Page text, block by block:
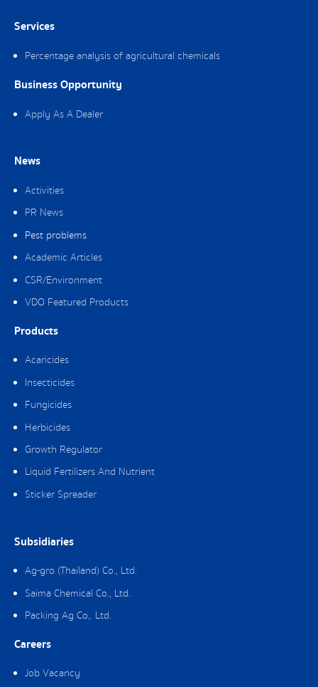
Services
Percentage analysis of agricultural chemicals
Business Opportunity
Apply As A Dealer
News
Activities
PR News
Pest problems
Academic Articles
CSR/Environment
VDO Featured Products
Products
Acaricides
Insecticides
Fungicides
Herbicides
Growth Regulator
Liquid Fertilizers And Nutrient
Sticker Spreader
Subsidiaries
Ag-gro (Thailand) Co., Ltd.
Saima Chemical Co., Ltd.
Packing Ag Co,. Ltd.
Careers
Job Vacancy